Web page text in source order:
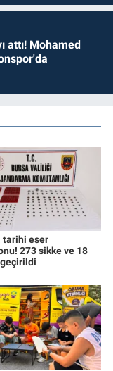
attı! Mohamed
tarihi eser
273 sikke ve 18